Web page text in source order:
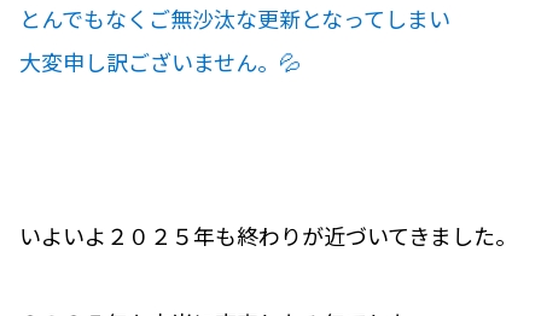
とんでもなくご無沙汰な更新となってしまい
大変申し訳ございません。💦
いよいよ２０２５年も終わりが近づいてきました。